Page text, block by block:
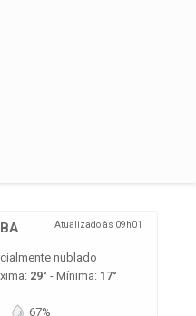
Atualizado às 09h01
nublado
29° - Mínima: 17°
67%